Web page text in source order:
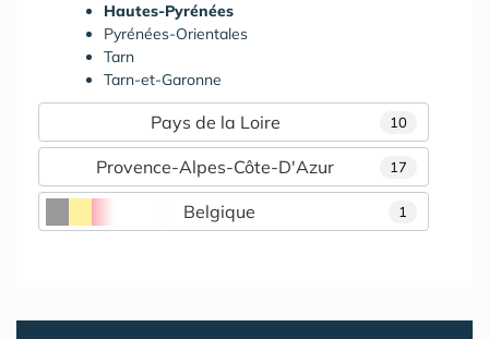
Hautes-Pyrénées
Pyrénées-Orientales
Tarn
Tarn-et-Garonne
10
Pays de la Loire
17
Provence-Alpes-Côte-D'Azur
Belgique 1